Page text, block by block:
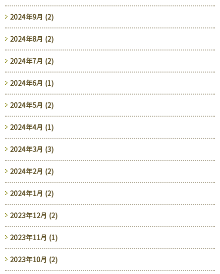
2024年9月 (2)
2024年8月 (2)
2024年7月 (2)
2024年6月 (1)
2024年5月 (2)
2024年4月 (1)
2024年3月 (3)
2024年2月 (2)
2024年1月 (2)
2023年12月 (2)
2023年11月 (1)
2023年10月 (2)